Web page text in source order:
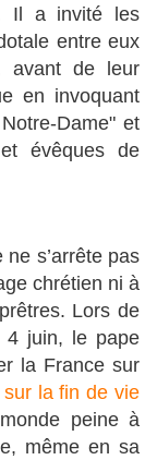
Il a invité les
entre eux
avant de leur
en invoquant
Dame" et
et évêques de
s’arrête pas
chrétien ni à
Lors de
4 juin, le pape
la France sur
la fin de vie
peine à
même en sa